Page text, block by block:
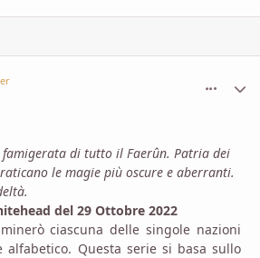
famigerata di tutto il Faerûn. Patria dei
le magie più oscure e aberranti.
del 29 Ottobre 2022
ciascuna delle singole nazioni
Questa serie si basa sullo